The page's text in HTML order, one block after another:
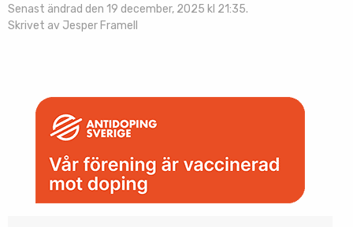
Senast ändrad den 19 december, 2025 kl 21:35.
Skrivet av Jesper Framell